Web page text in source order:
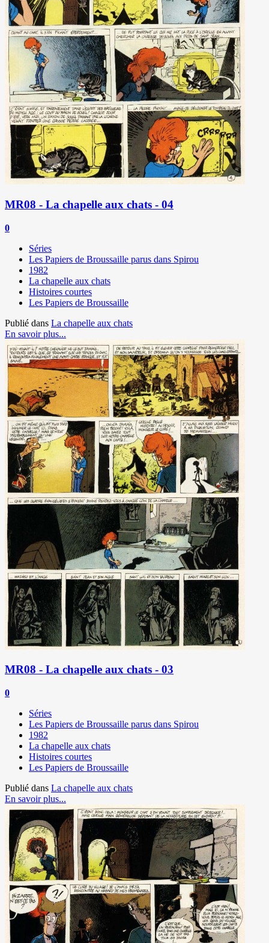
MR08 - La chapelle aux chats - 04
0
Séries
Les Papiers de Broussaille parus dans Spirou
1982
La chapelle aux chats
Histoires courtes
Les Papiers de Broussaille
Publié dans La chapelle aux chats
En savoir plus...
MR08 - La chapelle aux chats - 03
0
Séries
Les Papiers de Broussaille parus dans Spirou
1982
La chapelle aux chats
Histoires courtes
Les Papiers de Broussaille
Publié dans La chapelle aux chats
En savoir plus...